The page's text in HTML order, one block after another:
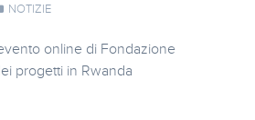
NOTIZIE
online di Fondazione
progetti in Rwanda